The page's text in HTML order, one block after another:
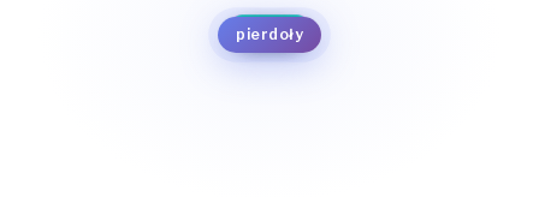
pierdoły
bzdety
bzdury
głupstwa
absurd
androny
bajer
bajęda
banialuka
bezsens
brednia
bujda
bzdet